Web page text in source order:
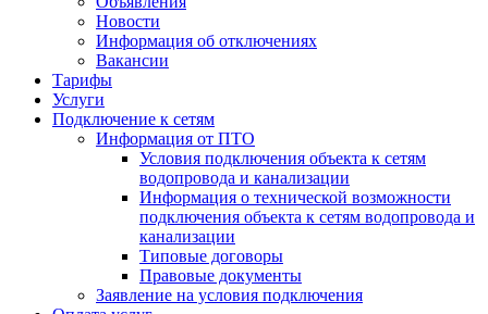
Новости
Информация об отключениях
Вакансии
Тарифы
Услуги
Подключение к сетям
Информация от ПТО
Условия подключения объекта к сетям
водопровода и канализации
Информация о технической возможности
подключения объекта к сетям водопровода и
канализации
Типовые договоры
Правовые документы
Заявление на условия подключения